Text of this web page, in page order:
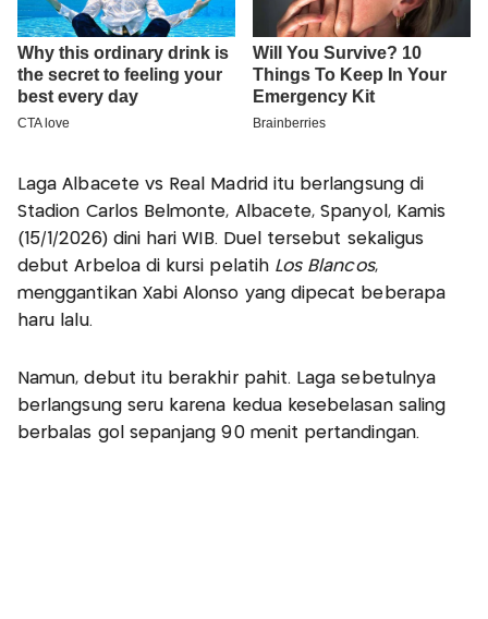
Laga Albacete vs Real Madrid itu berlangsung di
Stadion Carlos Belmonte, Albacete, Spanyol, Kamis
(15/1/2026) dini hari WIB. Duel tersebut sekaligus
debut Arbeloa di kursi pelatihLos Blancos,
menggantikan Xabi Alonso yang dipecat beberapa
haru lalu.
Namun, debut itu berakhir pahit. Laga sebetulnya
berlangsung seru karena kedua kesebelasan saling
berbalas gol sepanjang 90 menit pertandingan.